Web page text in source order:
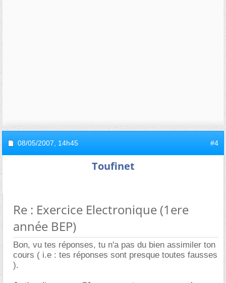
08/05/2007, 14h45 #4
Toufinet
Re : Exercice Electronique (1ere
année BEP)
Bon, vu tes réponses, tu n'a pas du bien assimiler ton
cours ( i.e : tes réponses sont presque toutes fausses
).